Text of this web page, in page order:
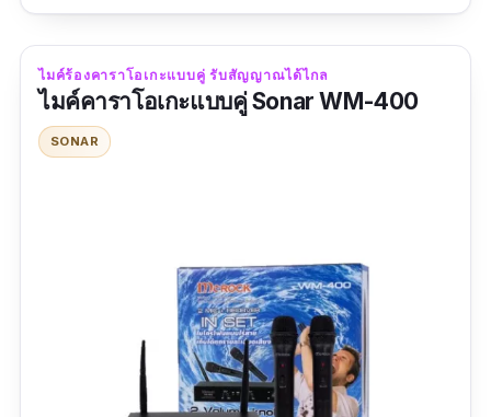
มีลูกเล่นในไมค์มารองรับ และใครที่ชอบถ่าย
Selfie ก็สามารถเอาตัวไมค์คาราโอเกะเชื่อมกับมือ
ถือเพื่อกดเป็น Shutter ได้
รีวิวจากผู้ซื้อ
ไมค์ร้องคาราโอเกะแบบคู่ รับสัญญาณได้ไกล
ไมค์คาราโอเกะแบบคู่ Sonar WM-400
SONAR